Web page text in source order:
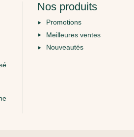
Nos produits
Promotions
Meilleures ventes
Nouveautés